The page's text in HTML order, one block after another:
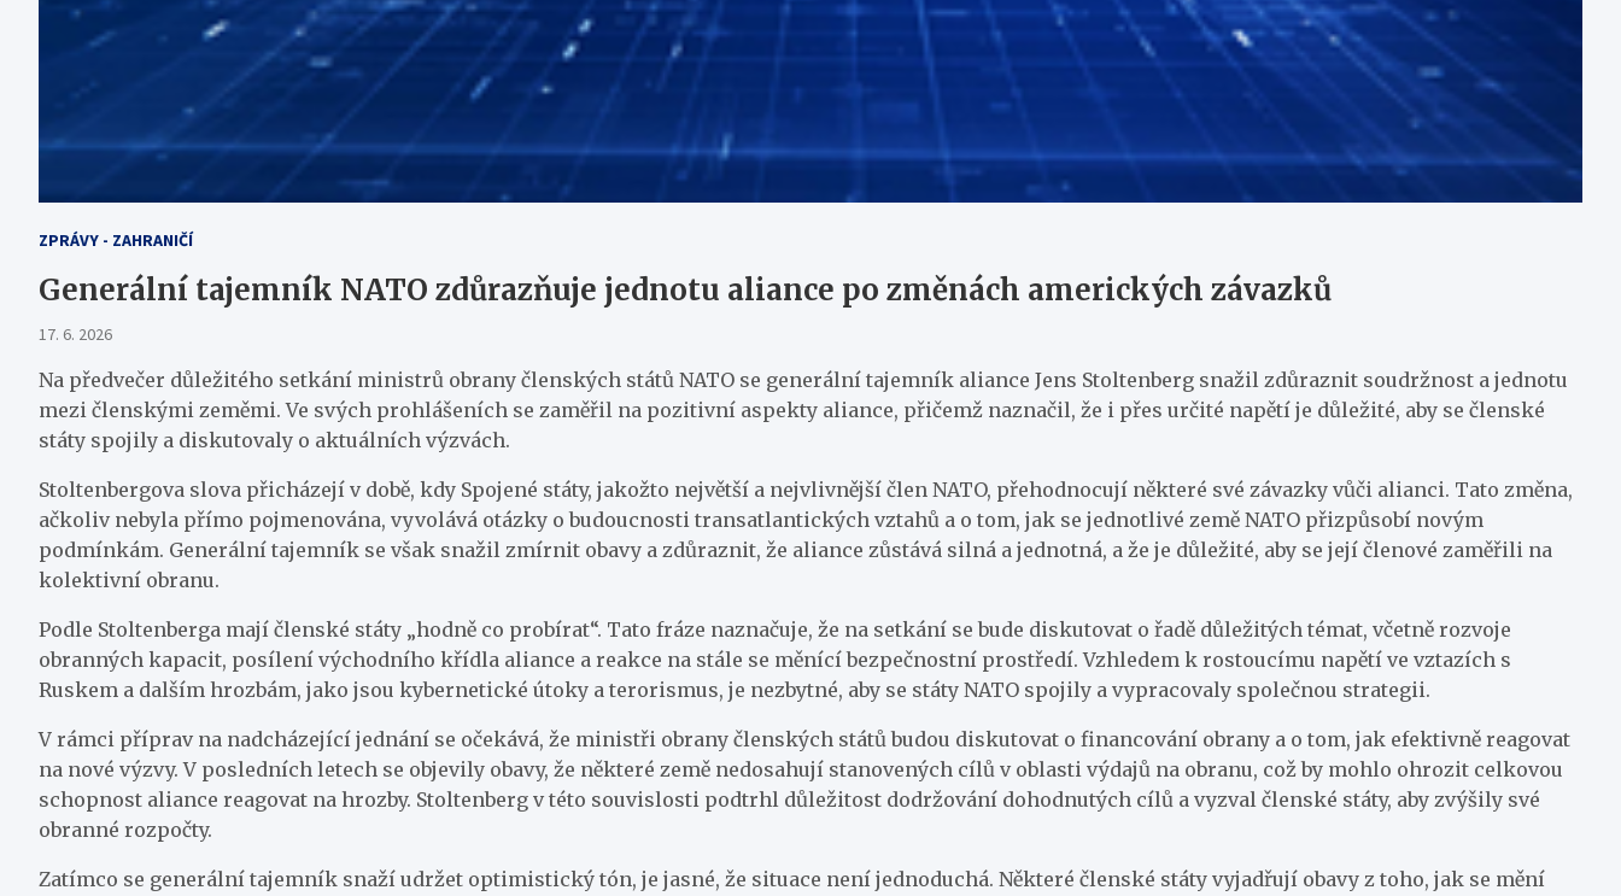
ZPRÁVY - ZAHRANIČÍ
Generální tajemník NATO zdůrazňuje jednotu aliance po změnách amerických závazků
17. 6. 2026
Na předvečer důležitého setkání ministrů obrany členských států NATO se generální tajemník aliance Jens Stoltenberg snažil zdůraznit soudržnost a jednotu
mezi členskými zeměmi. Ve svých prohlášeních se zaměřil na pozitivní aspekty aliance, přičemž naznačil, že i přes určité napětí je důležité, aby se členské
státy spojily a diskutovaly o aktuálních výzvách.
Stoltenbergova slova přicházejí v době, kdy Spojené státy, jakožto největší a nejvlivnější člen NATO, přehodnocují některé své závazky vůči alianci. Tato změna,
ačkoliv nebyla přímo pojmenována, vyvolává otázky o budoucnosti transatlantických vztahů a o tom, jak se jednotlivé země NATO přizpůsobí novým
podmínkám. Generální tajemník se však snažil zmírnit obavy a zdůraznit, že aliance zůstává silná a jednotná, a že je důležité, aby se její členové zaměřili na
kolektivní obranu.
Podle Stoltenberga mají členské státy „hodně co probírat“. Tato fráze naznačuje, že na setkání se bude diskutovat o řadě důležitých témat, včetně rozvoje
obranných kapacit, posílení východního křídla aliance a reakce na stále se měnící bezpečnostní prostředí. Vzhledem k rostoucímu napětí ve vztazích s
Ruskem a dalším hrozbám, jako jsou kybernetické útoky a terorismus, je nezbytné, aby se státy NATO spojily a vypracovaly společnou strategii.
V rámci příprav na nadcházející jednání se očekává, že ministři obrany členských států budou diskutovat o financování obrany a o tom, jak efektivně reagovat
na nové výzvy. V posledních letech se objevily obavy, že některé země nedosahují stanovených cílů v oblasti výdajů na obranu, což by mohlo ohrozit celkovou
schopnost aliance reagovat na hrozby. Stoltenberg v této souvislosti podtrhl důležitost dodržování dohodnutých cílů a vyzval členské státy, aby zvýšily své
obranné rozpočty.
Zatímco se generální tajemník snaží udržet optimistický tón, je jasné, že situace není jednoduchá. Některé členské státy vyjadřují obavy z toho, jak se mění